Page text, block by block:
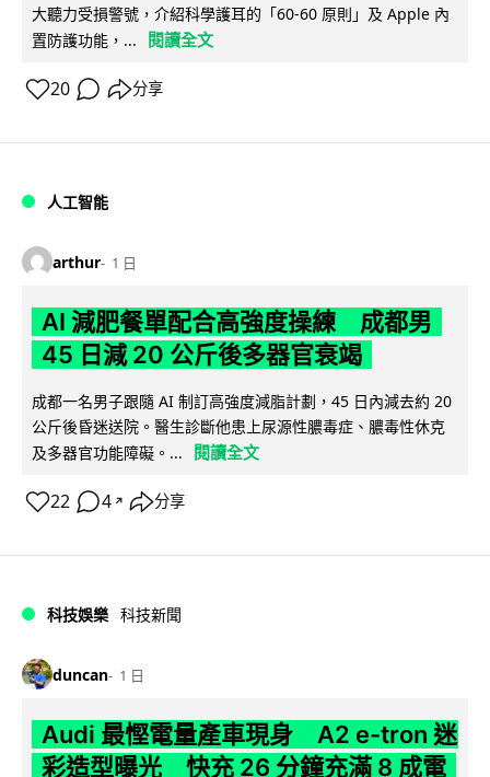
大聽力受損警號，介紹科學護耳的「60-60 原則」及 Apple 內
置防護功能，...
閱讀全文
20 分享
人工智能
arthur 1 日
AI 減肥餐單配合高強度操練 成都男
45 日減 20 公斤後多器官衰竭
成都一名男子跟隨 AI 制訂高強度減脂計劃，45 日內減去約 20
公斤後昏迷送院。醫生診斷他患上尿源性膿毒症、膿毒性休克
及多器官功能障礙。...
閱讀全文
22 4 ↗ 分享
科技娛樂 科技新聞
duncan 1 日
Audi 最慳電量產車現身 A2 e-tron 迷
彩造型曝光 快充 26 分鐘充滿 8 成電